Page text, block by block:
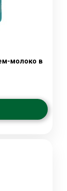
молоко в